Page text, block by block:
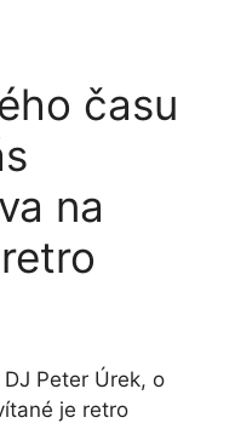
času
na
Peter Úrek, o
je retro